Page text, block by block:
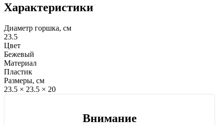
Характеристики
Диаметр горшка, см
23.5
Цвет
Бежевый
Материал
Пластик
Размеры, см
23.5 × 23.5 × 20
Внимание